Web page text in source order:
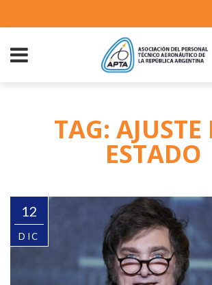
TAG: AJUSTE
ESTADO
12
DIC